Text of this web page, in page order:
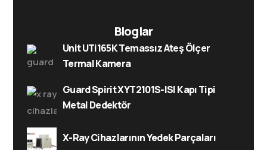
Bloglar
Unit UTi165K Temassız Ateş Ölçer
Termal Kamera
Guard Spirit XYT2101S-ISI Kapı Tipi
Metal Dedektör
X-Ray Cihazlarının Yedek Parçaları